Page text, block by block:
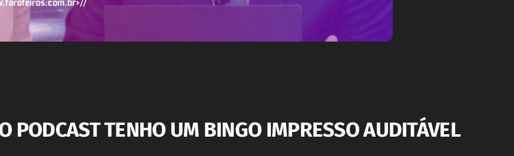
PODCAST TENHO UM BINGO IMPRESSO AUDITÁVEL